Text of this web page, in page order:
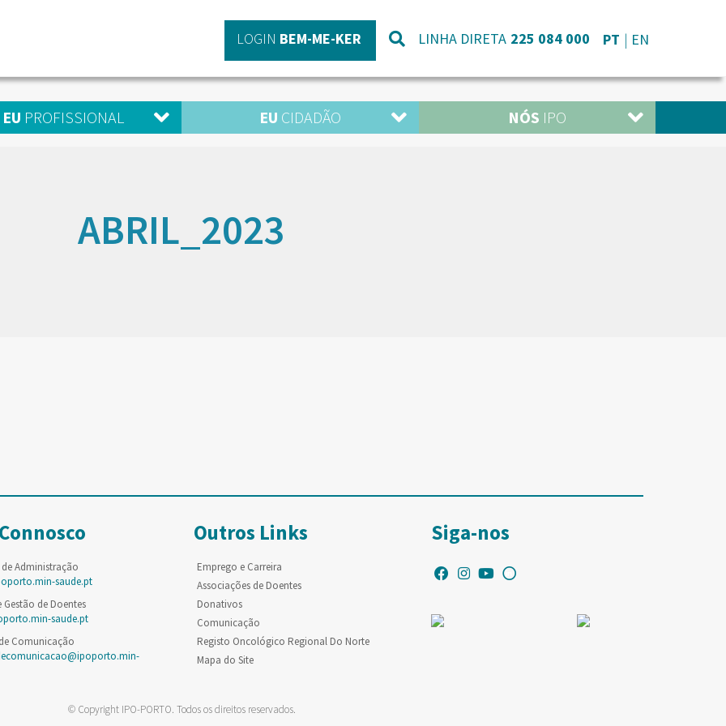
LOGIN BEM-ME-KER LINHA DIRETA 225 084 000 PT EN
EU PROFISSIONAL EU CIDADÃO NÓS IPO
ABRIL_2023
Administração
saude.pt
Gestão de Doentes
saude.pt
Comunicação
Outros Links
Emprego e Carreira
Associações de Doentes
Donativos
Comunicação
Registo Oncológico Regional Do Norte
Mapa do Site
Siga-nos
© Copyright IPO-PORTO. Todos os direitos reservados.